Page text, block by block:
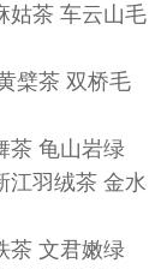
茶 车云山毛
檗茶 双桥毛
龟山岩绿
羽绒茶 金水
文君嫩绿